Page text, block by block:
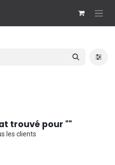
trouvé pour ""
les clients